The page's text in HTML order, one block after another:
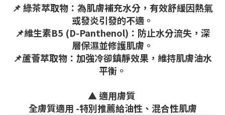
📌綠茶萃取物：為肌膚補充水分，有效舒緩因熱氣
或發炎引發的不適。
📌維生素B5 (D-Panthenol)：防止水分流失，深
層保濕並修護肌膚。
📌蘆薈萃取物：加強冷卻鎮靜效果，維持肌膚油水
平衡。
▲ 適用膚質
全膚質適用 -特別推薦給油性、混合性肌膚